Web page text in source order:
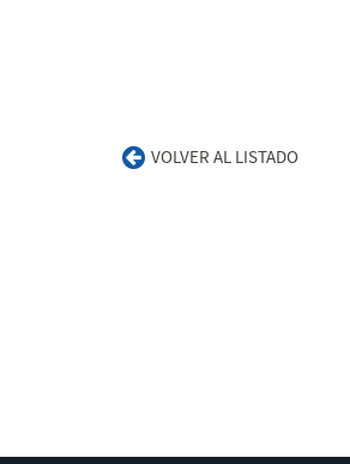
VOLVER AL LISTADO